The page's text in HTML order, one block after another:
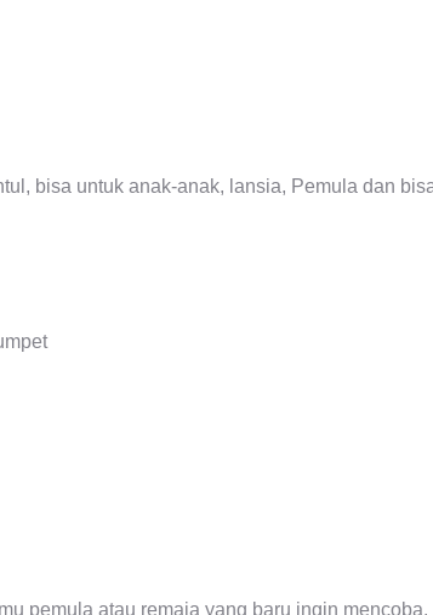
bisa untuk anak-anak, lansia, Pemula dan
pemula atau remaja yang baru ingin mencoba.